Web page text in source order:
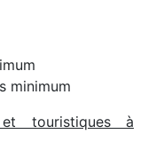
minimum
touristiques à